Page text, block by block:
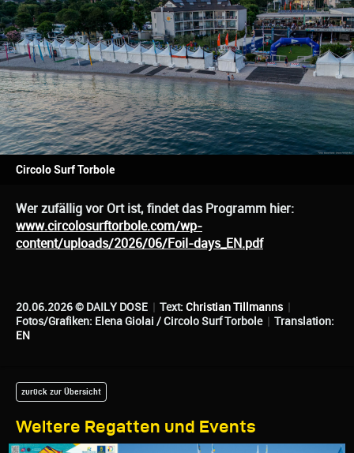
Circolo Surf Torbole
Wer zufällig vor Ort ist, findet das Programm hier:
www.circolosurftorbole.com/wp-
content/uploads/2026/06/Foil-days_EN.pdf
20.06.2026 © DAILY DOSE Text: Christian Tillmanns
Fotos/Grafiken: Elena Giolai / Circolo Surf Torbole
Translation:
EN
Weitere Regatten und Events
zurück zur Übersicht